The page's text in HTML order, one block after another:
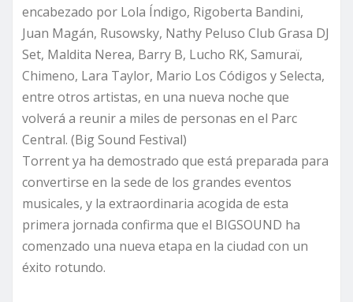
encabezado por Lola Índigo, Rigoberta Bandini,
Juan Magán, Rusowsky, Nathy Peluso Club Grasa DJ
Set, Maldita Nerea, Barry B, Lucho RK, Samuraï,
Chimeno, Lara Taylor, Mario Los Códigos y Selecta,
entre otros artistas, en una nueva noche que
volverá a reunir a miles de personas en el Parc
Central. (Big Sound Festival)
Torrent ya ha demostrado que está preparada para
convertirse en la sede de los grandes eventos
musicales, y la extraordinaria acogida de esta
primera jornada confirma que el BIGSOUND ha
comenzado una nueva etapa en la ciudad con un
éxito rotundo.